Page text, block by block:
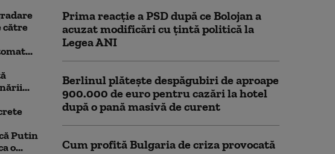
către
Putin
o...
Prima reacție a PSD după ce Bolojan a
acuzat modificări cu țintă politică la
Legea ANI
Berlinul plăteşte despăgubiri de aproape
900.000 de euro pentru cazări la hotel
după o pană masivă de curent
Cum profită Bulgaria de criza provocată